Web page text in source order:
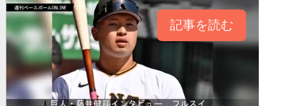
記事を読む